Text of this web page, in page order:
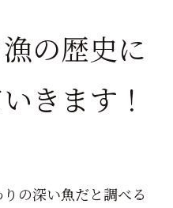
の歴史に
きます！
の深い魚だと調べる